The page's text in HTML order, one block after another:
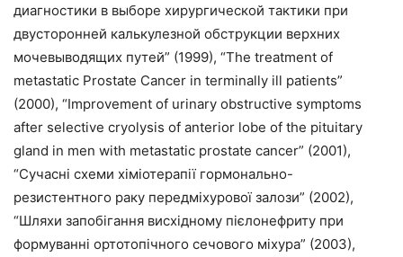
диагностики в выборе хирургической тактики при
двусторонней калькулезной обструкции верхних
мочевыводящих путей” (1999), “The treatment of
metastatic Prostate Cancer in terminally ill patients”
(2000), “Improvement of urinary obstructive symptoms
after selective cryolysis of anterior lobe of the pituitary
gland in men with metastatic prostate cancer” (2001),
“Сучасні схеми хіміотерапії гормонально-
резистентного раку передміхурової залози” (2002),
“Шляхи запобігання висхідному пієлонефриту при
формуванні ортотопічного сечового міхура” (2003),